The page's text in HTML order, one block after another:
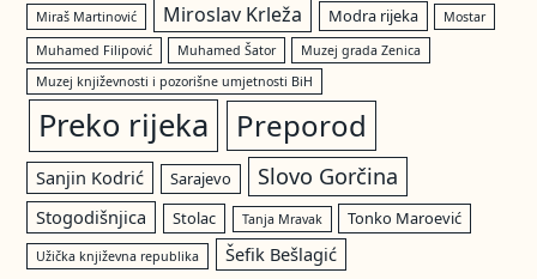
Miraš Martinović Miroslav Krleža Modra rijeka
Mostar
Muhamed Filipović
Muhamed Šator
Muzej grada Zenica
Muzej književnosti i pozorišne umjetnosti BiH
Preko rijeka Preporod
Sanjin Kodrić Sarajevo Slovo Gorčina
Stogodišnjica Stolac Tanja Mravak Tonko Maroević
Užička književna republika Šefik Bešlagić